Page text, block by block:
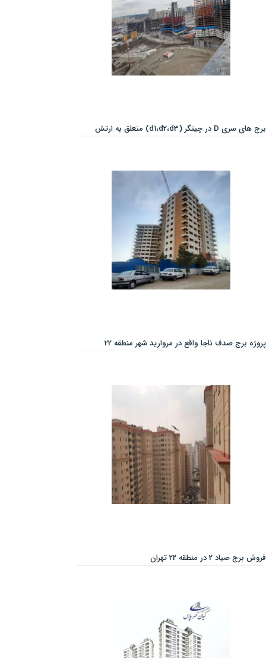
برج های سری D در چیتگر (d1،d2،d3) متعلق به ارتش
پروژه برج صدف ناجا واقع در مروارید شهر منطقه 22
فروش برج صیاد 2 در منطقه 22 تهران